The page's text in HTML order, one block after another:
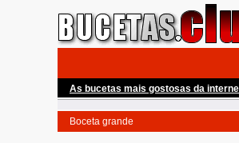
As bucetas mais gostosas da
Boceta grande